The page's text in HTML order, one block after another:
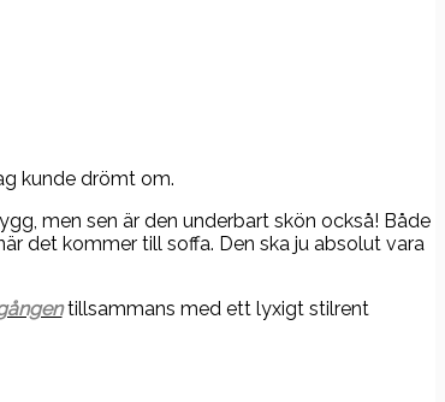
kunde drömt om.
men sen är den underbart skön också! Både
det kommer till soffa. Den ska ju absolut vara
tillsammans med ett lyxigt stilrent